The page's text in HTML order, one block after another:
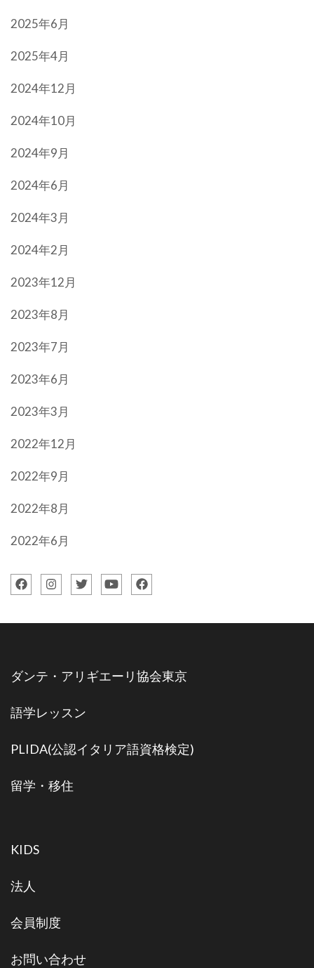
2025年6月
2025年4月
2024年12月
2024年10月
2024年9月
2024年6月
2024年3月
2024年2月
2023年12月
2023年8月
2023年7月
2023年6月
2023年3月
2022年12月
2022年9月
2022年8月
2022年6月
ダンテ・アリギエーリ協会東京
語学レッスン
PLIDA(公認イタリア語資格検定)
留学・移住
KIDS
法人
会員制度
お問い合わせ